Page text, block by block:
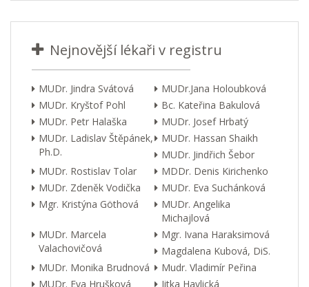
Nejnovější lékaři v registru
MUDr. Jindra Svátová
MUDr.Jana Holoubková
MUDr. Kryštof Pohl
Bc. Kateřina Bakulová
MUDr. Petr Halaška
MUDr. Josef Hrbatý
MUDr. Ladislav Štěpánek,
Ph.D.
MUDr. Hassan Shaikh
MUDr. Jindřich Šebor
MUDr. Rostislav Tolar
MDDr. Denis Kirichenko
MUDr. Zdeněk Vodička
MUDr. Eva Suchánková
Mgr. Kristýna Göthová
MUDr. Angelika
Michajlová
MUDr. Marcela
Valachovičová
Mgr. Ivana Haraksimová
Magdalena Kubová, DiS.
MUDr. Monika Brudnová
Mudr. Vladimír Peřina
MUDr. Eva Hrušková
Jitka Havlická